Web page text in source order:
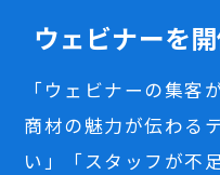
ウェビナーを
「ウェビナーの集客
商材の魅力が伝わる
い」「スタッフが不